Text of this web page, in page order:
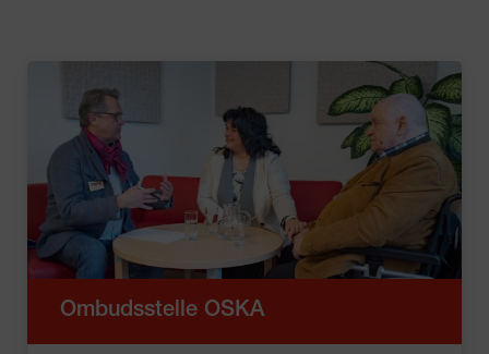
Ombudsstelle OSKA